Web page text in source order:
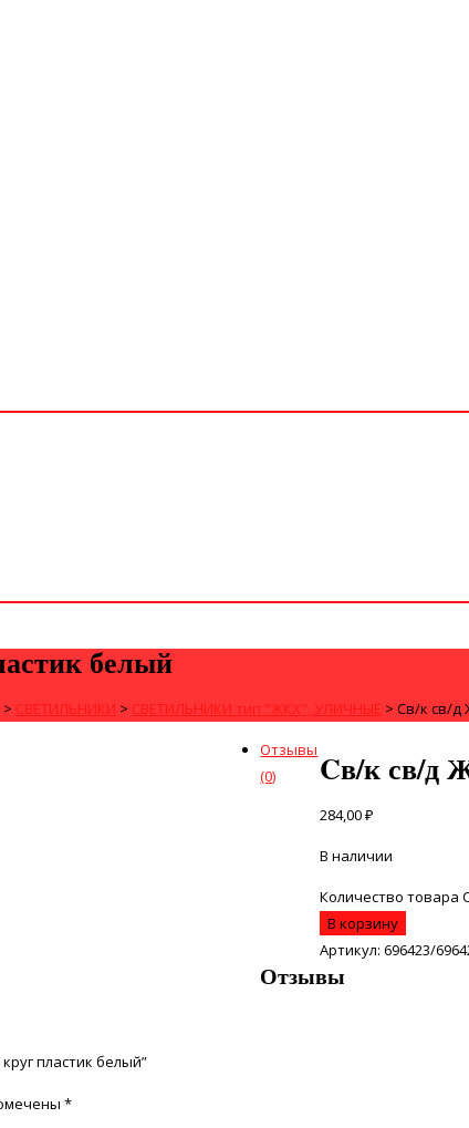
белый
> СВЕТИЛЬНИКИ > СВЕТИЛЬНИКИ тип "ЖКХ", УЛИЧНЫЕ > Cв/к св/д
Cв/к св/д
284,00₽
В наличии
Количество товара
В корзину
Артикул: 696423/
Отзывы
(0)
Отзывы
пластик белый”
*